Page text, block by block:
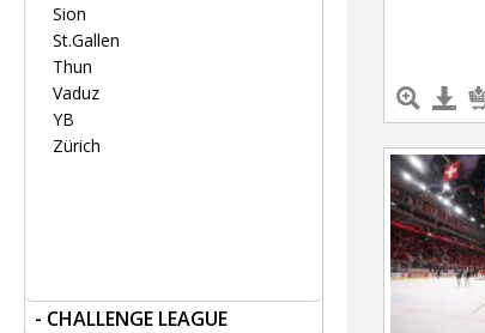
Sion
St.Gallen
Thun
Vaduz
YB
Zürich
- CHALLENGE LEAGUE